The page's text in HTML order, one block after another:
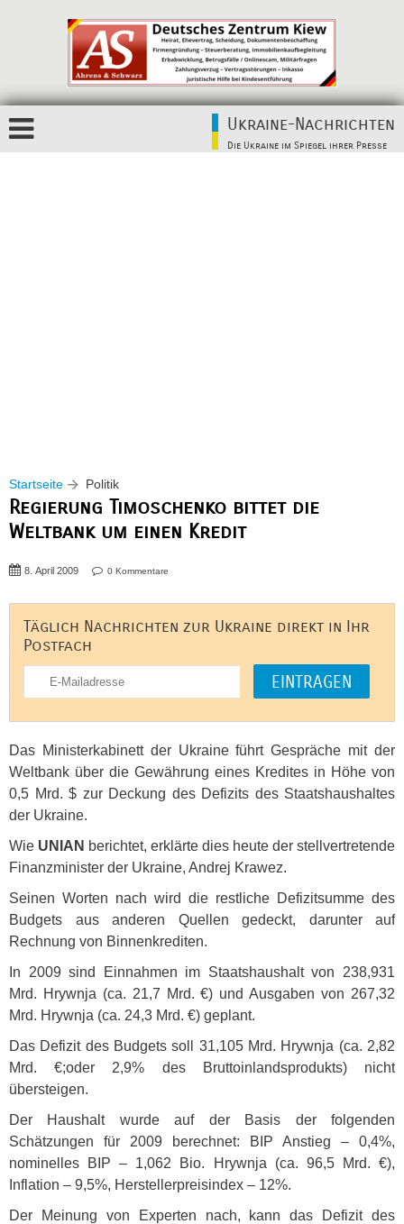
Ukraine-Nachrichten
Die Ukraine im Spiegel ihrer Presse
Startseite Politik
Regierung Timoschenko bittet die
Weltbank um einen Kredit
8. April 2009 0 Kommentare
Täglich Nachrichten zur Ukraine direkt in Ihr
Postfach
Das Ministerkabinett der Ukraine führt Gespräche mit der
Weltbank über die Gewährung eines Kredites in Höhe von
0,5 Mrd. $ zur Deckung des Defizits des Staatshaushaltes
der Ukraine.
Wie UNIAN berichtet, erklärte dies heute der stellvertretende
Finanzminister der Ukraine, Andrej Krawez.
Seinen Worten nach wird die restliche Defizitsumme des
Budgets aus anderen Quellen gedeckt, darunter auf
Rechnung von Binnenkrediten.
In 2009 sind Einnahmen im Staatshaushalt von 238,931
Mrd. Hrywnja (ca. 21,7 Mrd. €) und Ausgaben von 267,32
Mrd. Hrywnja (ca. 24,3 Mrd. €) geplant.
Das Defizit des Budgets soll 31,105 Mrd. Hrywnja (ca. 2,82
Mrd. €;oder 2,9% des Bruttoinlandsprodukts) nicht
übersteigen.
Der Haushalt wurde auf der Basis der folgenden
Schätzungen für 2009 berechnet:
BIP Anstieg – 0,4%,
nominelles
BIP – 1,062 Bio. Hrywnja (ca. 96,5 Mrd. €),
Inflation – 9,5%, Herstellerpreisindex – 12%.
Der Meinung von Experten nach, kann das Defizit des